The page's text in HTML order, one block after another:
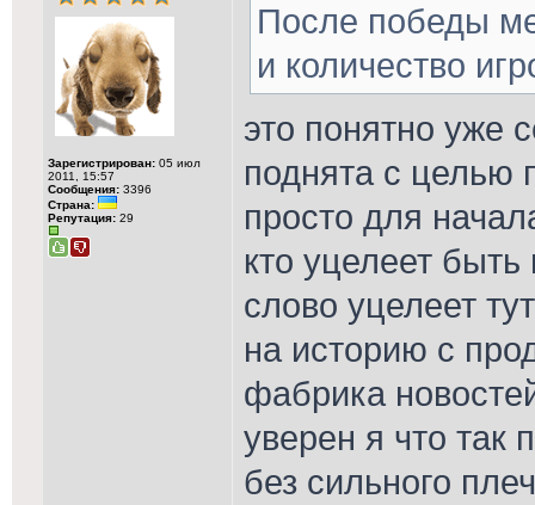
Зарегистрирован: 05 июл
2011, 15:57
Сообщения: 3396
Страна:
Репутация: 29
После победы
и количество
это понятно уже
поднята с целью
просто для
кто уцелеет
слово уцелеет
на историю с
фабрика
уверен я что так
без сильного